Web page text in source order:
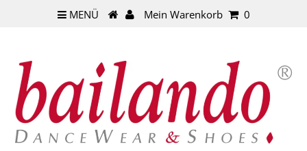
MENÜ Mein Warenkorb 0